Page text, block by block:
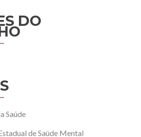
DO
Saúde
de Saúde Mental